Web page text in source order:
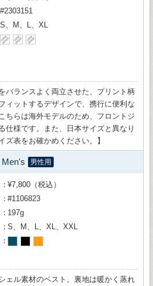
#2303151
S、M、L、XL
バランスよく両立させた、プリント柄
ィットするデザインで、携行に便利な
ちらは海外モデルのため、フロントジ
仕様です。また、日本サイズと異なり
ズ表をお確かめください。】
男性用
¥7,800（税込）
#1106823
197g
S、M、L、XL、XXL
ェル素材のベスト。裏地は暖かく蒸れ